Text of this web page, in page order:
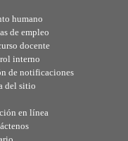
humano
de empleo
docente
interno
de notificaciones
del sitio
en línea